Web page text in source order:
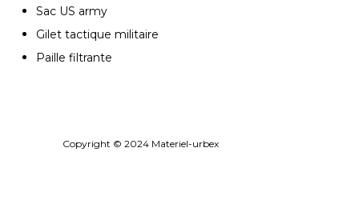
Sac US army
Gilet tactique militaire
Paille filtrante
Copyright © 2024 Materiel-urbex